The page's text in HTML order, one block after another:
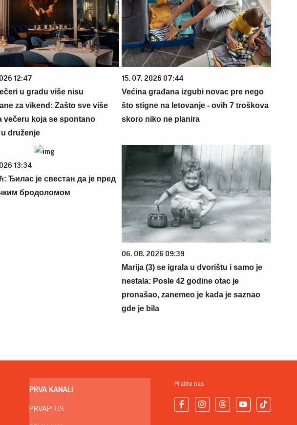
12:47
u gradu više nisu
za vikend: Zašto sve više
večeru koja se spontano
druženje
15. 07. 2026 07:44
Većina građana izgubi novac pre nego
što stigne na letovanje - ovih 7 troškova
skoro niko ne planira
13:34
Ђилас је свестан да је пред
бродоломом
06. 08. 2026 09:39
Marija (3) se igrala u dvorištu i samo je
nestala: Posle 42 godine otac je
pronašao, zanemeo je kada je saznao
gde je bila
PRVA KANALI
PRVAPLUS
Pratite nas